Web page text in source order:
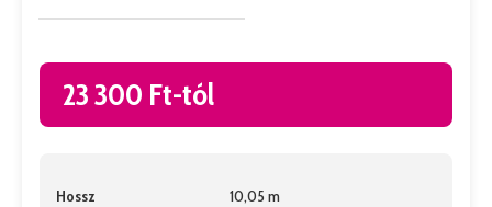
23 300 Ft-tól
Hossz
10,05 m